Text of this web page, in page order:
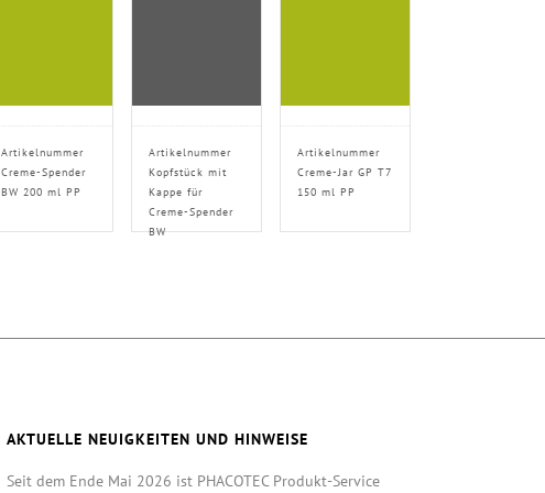
Artikelnummer
Creme-Spender
BW 200 ml PP
Artikelnummer
Kopfstück mit
Kappe für
Creme-Spender
BW
Artikelnummer
Creme-Jar GP T7
150 ml PP
AKTUELLE NEUIGKEITEN UND HINWEISE
Seit dem Ende Mai 2026 ist PHACOTEC Produkt-Service